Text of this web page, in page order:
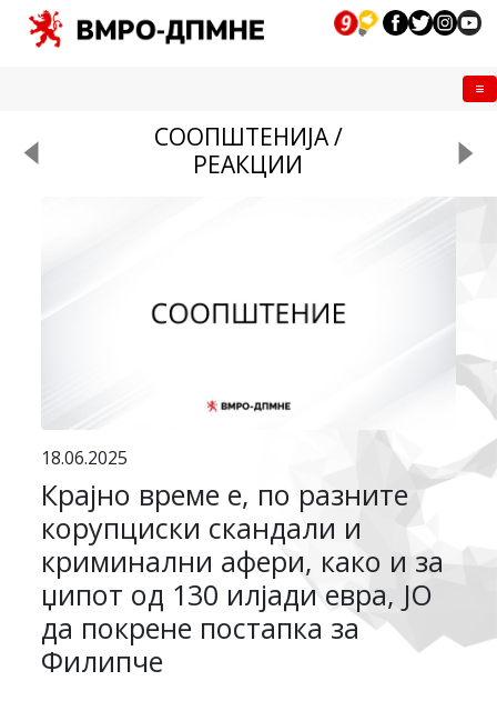
СООПШТЕНИЈА /
РЕАКЦИИ
18.06.2025
Крајно време е, по разните
корупциски скандали и
криминални афери, како и за
џипот од 130 илјади евра, ЈО
да покрене постапка за
Филипче